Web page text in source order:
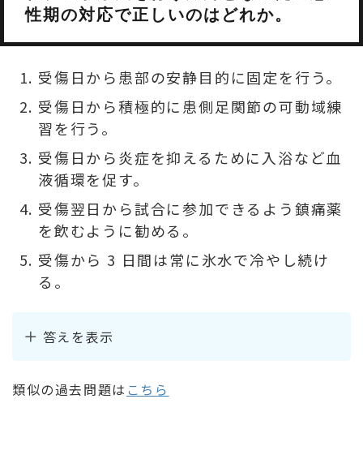
性期の対応で正しいのはどれか。
受傷日から患部の安静目的に固定を行う。
受傷日から積極的に患側足関節の可動域練
習を行う。
受傷日から炎症を抑えるために入浴など血
液循環を促す。
受傷翌日から試合に参加できるよう鎮痛薬
を飲むように勧める。
受傷から 3 日間は常に氷水で冷やし続け
る。
答えを表示
類似の過去問題は こちら